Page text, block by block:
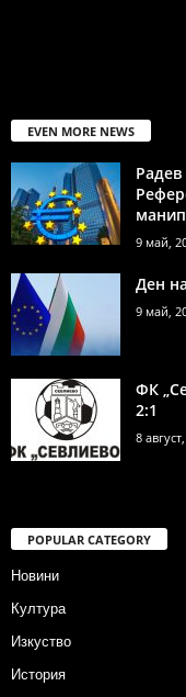
EVEN MORE NEWS
9 май,
Ден
9 май,
ФК
2:1
8
POPULAR CATEGORY
Новини
Култура
Изкуство
История